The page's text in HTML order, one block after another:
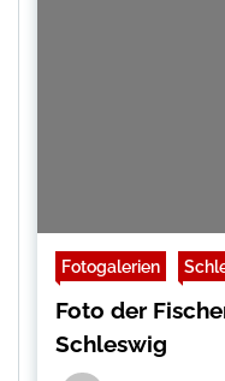
Fotogalerien
Foto der
Schleswig